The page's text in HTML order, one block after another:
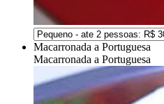
Macarronada a Portuguesa
Macarronada a Portuguesa